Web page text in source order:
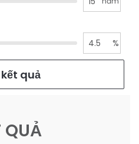
4.5
%
quả
QUẢ